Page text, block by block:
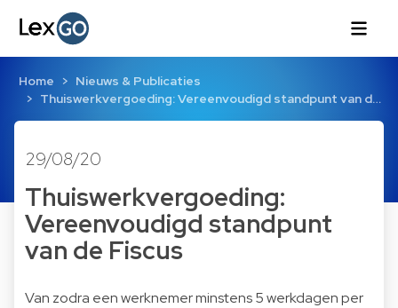
Home
Nieuws & Publicaties
Thuiswerkvergoeding: Vereenvoudigd standpunt van d…
29/08/20
Thuiswerkvergoeding:
Vereenvoudigd standpunt
van de Fiscus
Van zodra een werknemer minstens 5 werkdagen per